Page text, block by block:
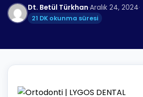
Dt. Betül Türkhan·Aralık 24, 2024·
21 DK okunma süresi